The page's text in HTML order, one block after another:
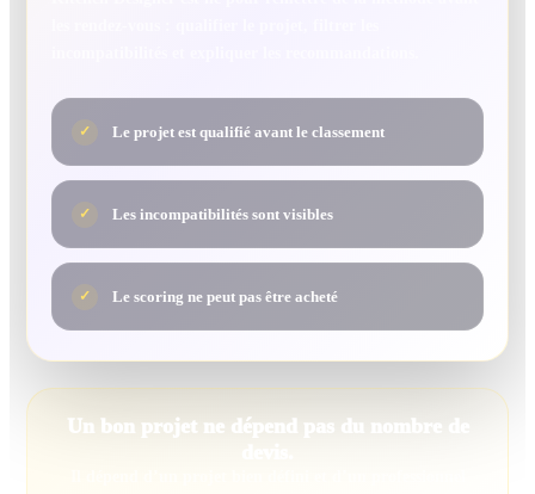
✓ Le projet est qualifié avant le classement
✓ Les incompatibilités sont visibles
✓ Le scoring ne peut pas être acheté
Un bon projet ne dépend pas du nombre de